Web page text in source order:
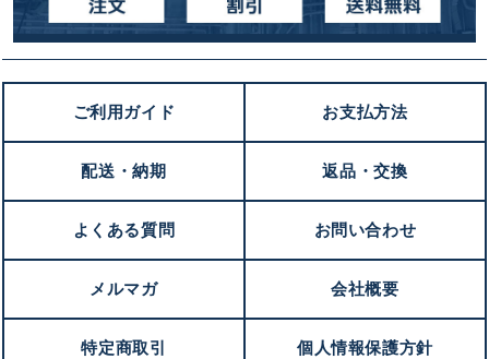
ご利用ガイド お支払方法
配送・納期 返品・交換
よくある質問 お問い合わせ
メルマガ 会社概要
特定商取引 個人情報保護方針